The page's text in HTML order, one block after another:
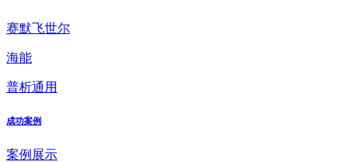
赛默飞世尔
海能
普析通用
成功案例
案例展示